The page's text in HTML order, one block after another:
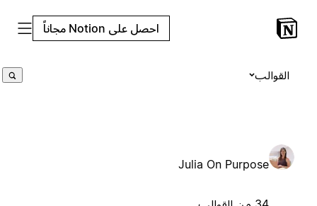
احصل على Notion مجاناً
القوالب
Julia On Purpose